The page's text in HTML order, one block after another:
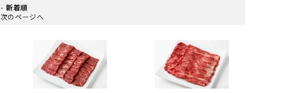
- 新着順
次のページへ